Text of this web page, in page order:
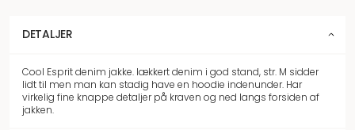
DETALJER
Cool Esprit denim jakke. lækkert denim i god stand, str. M sidder
lidt til men man kan stadig have en hoodie indenunder. Har
virkelig fine knappe detaljer på kraven og ned langs forsiden af
jakken.